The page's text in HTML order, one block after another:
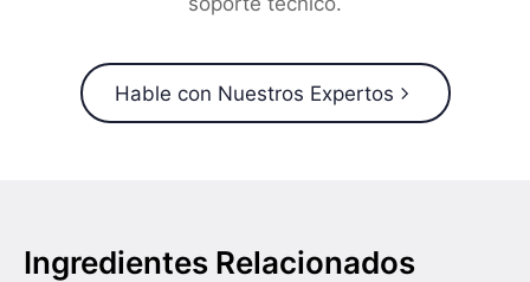
Hable con Nuestros Expertos
Ingredientes Relacionados